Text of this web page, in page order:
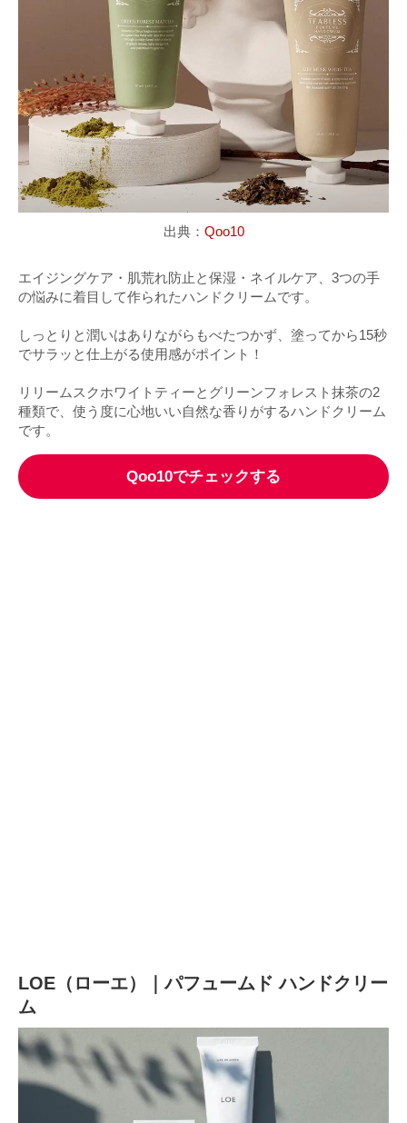
出典： Qoo10
エイジングケア・肌荒れ防止と保湿・ネイルケア、3つの手
の悩みに着目して作られたハンドクリームです。
しっとりと潤いはありながらもべたつかず、塗ってから15秒
でサラッと仕上がる使用感がポイント！
リリームスクホワイトティーとグリーンフォレスト抹茶の2
種類で、使う度に心地いい自然な香りがするハンドクリーム
です。
Qoo10でチェックする
LOE（ローエ）｜パフュームド ハンドクリー
ム